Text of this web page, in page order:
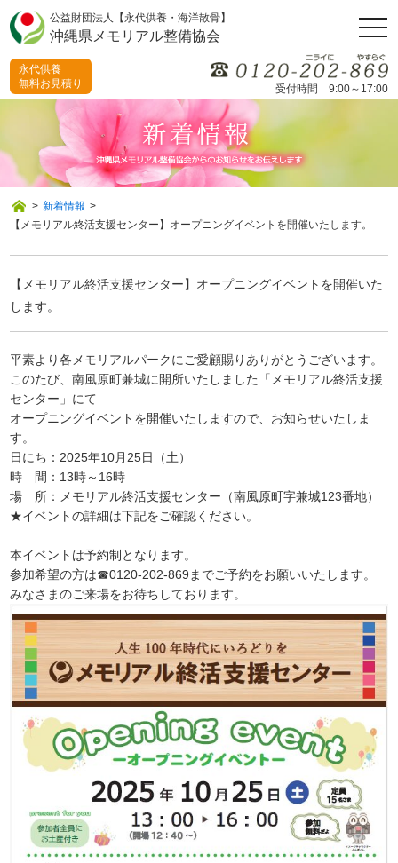
公益財団法人【永代供養・海洋散骨】
沖縄県メモリアル整備協会
受付時間 9:00～17:00
永代供養
無料お見積り
> 新着情報 >
【メモリアル終活支援センター】オープニングイベントを開催いたします。
【メモリアル終活支援センター】オープニングイベントを開催いた
します。
平素より各メモリアルパークにご愛顧賜りありがとうございます。
このたび、南風原町兼城に開所いたしました「メモリアル終活支援
センター」にて
オープニングイベントを開催いたしますので、お知らせいたしま
す。
日にち：2025年10月25日（土）
時 間：13時～16時
場 所：メモリアル終活支援センター（南風原町字兼城123番地）
★イベントの詳細は下記をご確認ください。
本イベントは予約制となります。
参加希望の方は☎0120-202-869までご予約をお願いいたします。
みなさまのご来場をお待ちしております。